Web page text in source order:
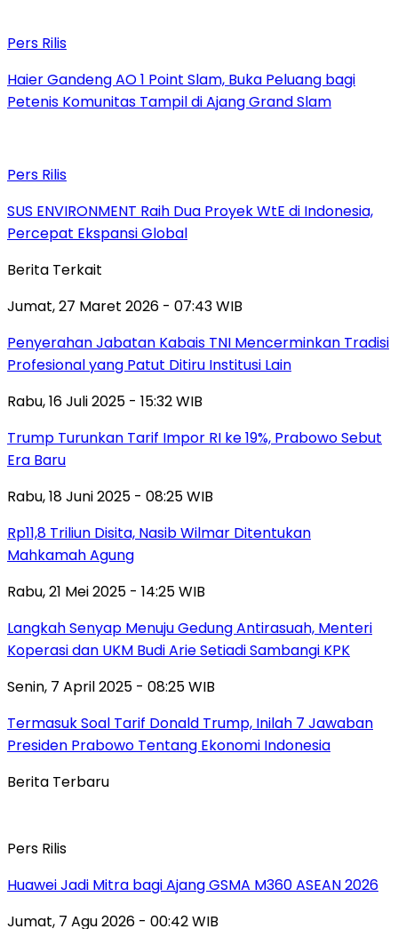
Pers Rilis
Haier Gandeng AO 1 Point Slam, Buka Peluang bagi
Petenis Komunitas Tampil di Ajang Grand Slam
Pers Rilis
SUS ENVIRONMENT Raih Dua Proyek WtE di Indonesia,
Percepat Ekspansi Global
Berita Terkait
Jumat, 27 Maret 2026 - 07:43 WIB
Penyerahan Jabatan Kabais TNI Mencerminkan Tradisi
Profesional yang Patut Ditiru Institusi Lain
Rabu, 16 Juli 2025 - 15:32 WIB
Trump Turunkan Tarif Impor RI ke 19%, Prabowo Sebut
Era Baru
Rabu, 18 Juni 2025 - 08:25 WIB
Rp11,8 Triliun Disita, Nasib Wilmar Ditentukan
Mahkamah Agung
Rabu, 21 Mei 2025 - 14:25 WIB
Langkah Senyap Menuju Gedung Antirasuah, Menteri
Koperasi dan UKM Budi Arie Setiadi Sambangi KPK
Senin, 7 April 2025 - 08:25 WIB
Termasuk Soal Tarif Donald Trump, Inilah 7 Jawaban
Presiden Prabowo Tentang Ekonomi Indonesia
Berita Terbaru
Pers Rilis
Huawei Jadi Mitra bagi Ajang GSMA M360 ASEAN 2026
Jumat, 7 Agu 2026 - 00:42 WIB